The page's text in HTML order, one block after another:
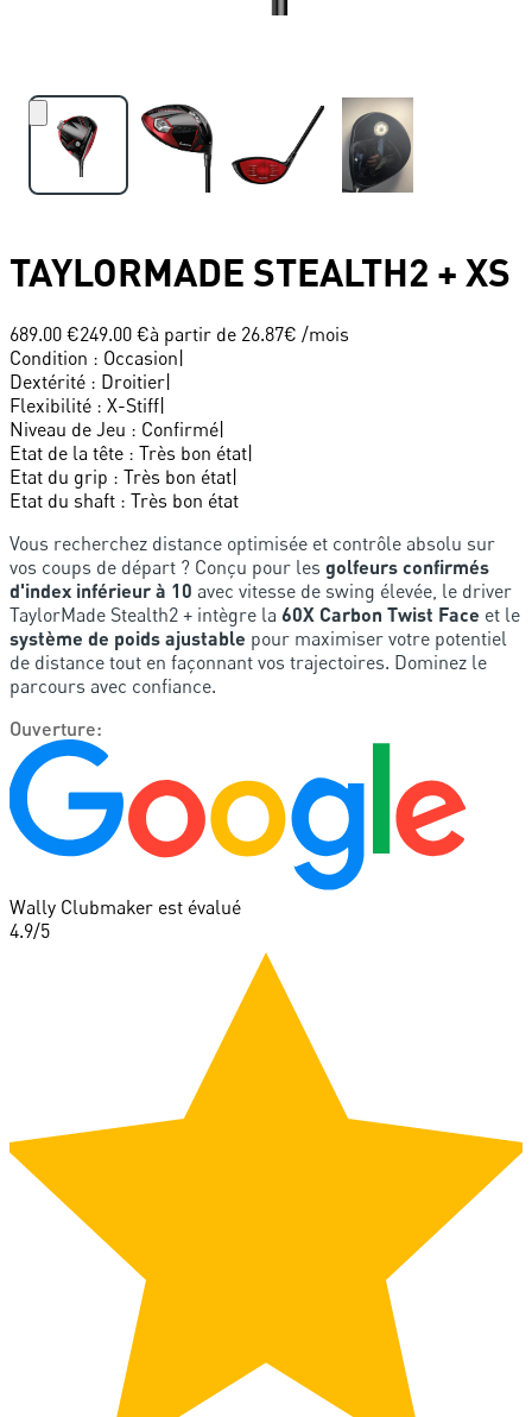
TAYLORMADE STEALTH2 + XS
689.00 €249.00 €à partir de 26.87€ /mois
Condition : Occasion|
Dextérité : Droitier|
Flexibilité : X-Stiff|
Niveau de Jeu : Confirmé|
Etat de la tête : Très bon état|
Etat du grip : Très bon état|
Etat du shaft : Très bon état
Vous recherchez distance optimisée et contrôle absolu sur
vos coups de départ ? Conçu pour les golfeurs confirmés
d'index inférieur à 10 avec vitesse de swing élevée, le driver
TaylorMade Stealth2 + intègre la 60X Carbon Twist Face et le
système de poids ajustable pour maximiser votre potentiel
de distance tout en façonnant vos trajectoires. Dominez le
parcours avec confiance.
Ouverture:
Wally Clubmaker est évalué
4.9/5